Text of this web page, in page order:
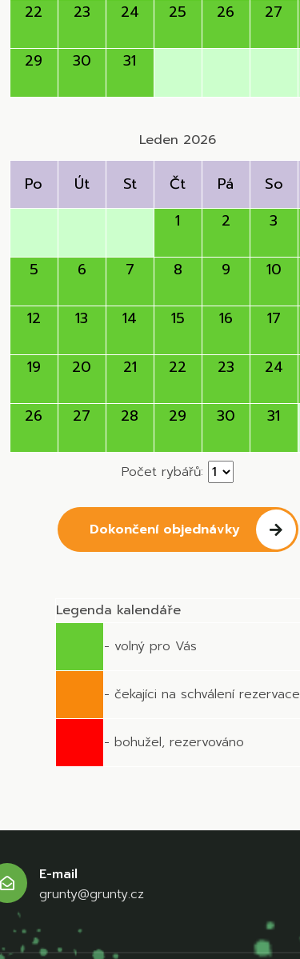
22 23 24 25 26 27
29 30 31
Leden 2026
Po Út St Čt Pá So
1
2 3
5 6 7 8 9 10
12 13 14 15 16 17
19 20 21 22 23 24
26 27 28 29 30 31
Počet rybářů:
Dokončení objednávky
Legenda kalendáře
- volný pro Vás
- čekajíci na schválení rezervace
- bohužel, rezervováno
E-mail
grunty@grunty.cz